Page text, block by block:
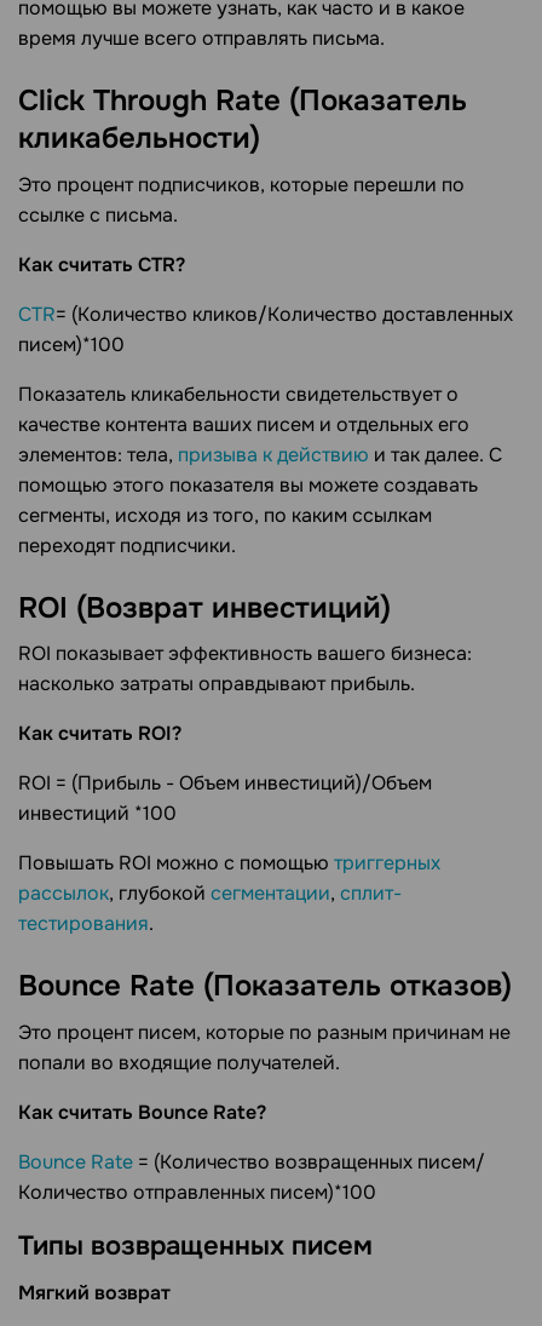
помощью вы можете узнать, как часто и в какое
время лучше всего отправлять письма.
Click Through Rate (Показатель
кликабельности)
Это процент подписчиков, которые перешли по
ссылке с письма.
Как считать CTR?
CTR= (Количество кликов/Количество доставленных
писем)*100
Показатель кликабельности свидетельствует о
качестве контента ваших писем и отдельных его
элементов: тела, призыва к действию и так далее. С
помощью этого показателя вы можете создавать
сегменты, исходя из того, по каким ссылкам
переходят подписчики.
ROI (Возврат инвестиций)
ROI показывает эффективность вашего бизнеса:
насколько затраты оправдывают прибыль.
Как считать ROI?
ROI = (Прибыль - Объем инвестиций)/Объем
инвестиций *100
Повышать ROI можно с помощью триггерных
рассылок, глубокой сегментации, сплит-
тестирования.
Bounce Rate (Показатель отказов)
Это процент писем, которые по разным причинам не
попали во входящие получателей.
Как считать Bounce Rate?
Bounce Rate = (Количество возвращенных писем/
Количество отправленных писем)*100
Типы возвращенных писем
Мягкий возврат